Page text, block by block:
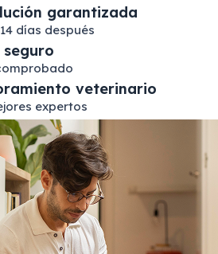
garantizada
días después
seguro
veterinario
expertos